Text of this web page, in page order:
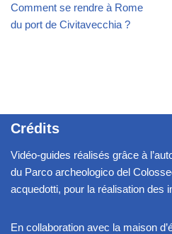
Comment se rendre à Rome
du port de Civitavecchia ?
Crédits
Vidéo-guides réalisés grâce à
du Parco archeologico del
acquedotti, pour la réalisation des
En collaboration avec la maison